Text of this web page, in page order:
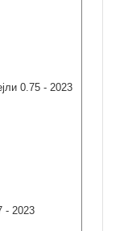
0.75 - 2023
- 2023